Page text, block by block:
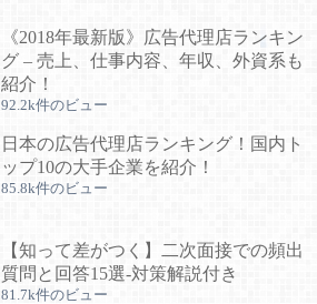
《2018年最新版》広告代理店ランキン
グ – 売上、仕事内容、年収、外資系も
紹介！
92.2k件のビュー
日本の広告代理店ランキング！国内ト
ップ10の大手企業を紹介！
85.8k件のビュー
【知って差がつく】二次面接での頻出
質問と回答15選-対策解説付き
81.7k件のビュー